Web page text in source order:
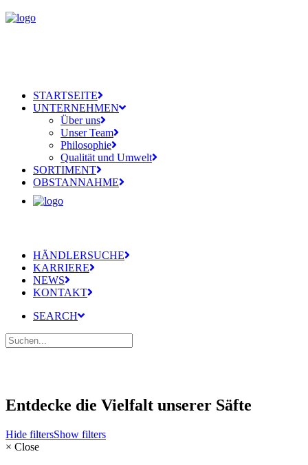
STARTSEITE
UNTERNEHMEN
Über uns
Unser Team
Philosophie
Qualität und Umwelt
SORTIMENT
OBSTANNAHME
HÄNDLERSUCHE
KARRIERE
NEWS
KONTAKT
SEARCH
Entdecke die Vielfalt unserer Säfte
Hide filtersShow filters
× Close